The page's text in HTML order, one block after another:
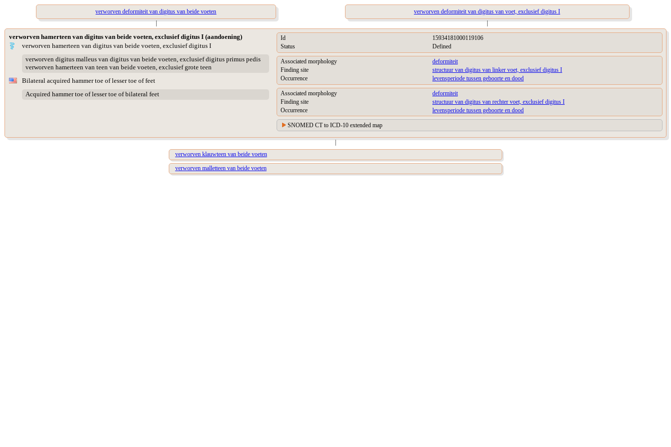
verworven deformiteit van digitus van beide voeten
verworven deformiteit van digitus van voet, exclusief digitus I
|
|
verworven hamerteen van digitus van beide voeten, exclusief digitus I (aandoening)
verworven hamerteen van digitus van beide voeten, exclusief digitus I
verworven digitus malleus van digitus van beide voeten, exclusief digitus primus pedis
verworven hamerteen van teen van beide voeten, exclusief grote teen
Bilateral acquired hammer toe of lesser toe of feet
Acquired hammer toe of lesser toe of bilateral feet
Id
15934181000119106
Status
Defined
Associated morphology
deformiteit
Finding site
structuur van digitus van linker voet, exclusief digitus I
Occurrence
levensperiode tussen geboorte en dood
Associated morphology
deformiteit
Finding site
structuur van digitus van rechter voet, exclusief digitus I
Occurrence
levensperiode tussen geboorte en dood
SNOMED CT to ICD-10 extended map
|
verworven klauwteen van beide voeten
verworven malletteen van beide voeten